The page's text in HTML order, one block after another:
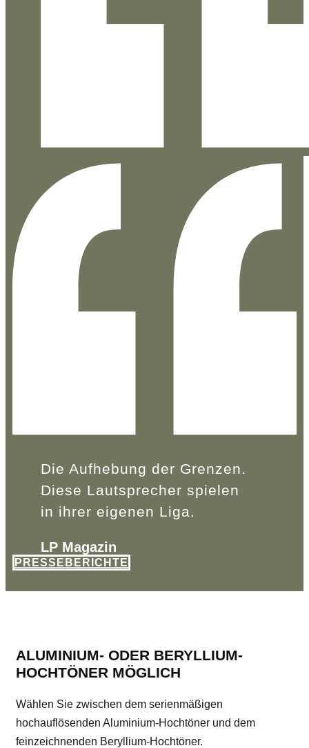
Die Aufhebung der Grenzen.
Diese Lautsprecher spielen
in ihrer eigenen Liga.
LP Magazin
PRESSEBERICHTE
ALUMINIUM- ODER BERYLLIUM-
HOCHTÖNER MÖGLICH
Wählen Sie zwischen dem serienmäßigen
hochauflösenden Aluminium-Hochtöner und dem
feinzeichnenden Beryllium-Hochtöner.